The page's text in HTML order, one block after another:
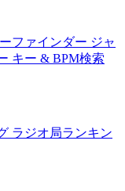
ファインダー ジャ
キー & BPM検索
ラジオ局ランキン